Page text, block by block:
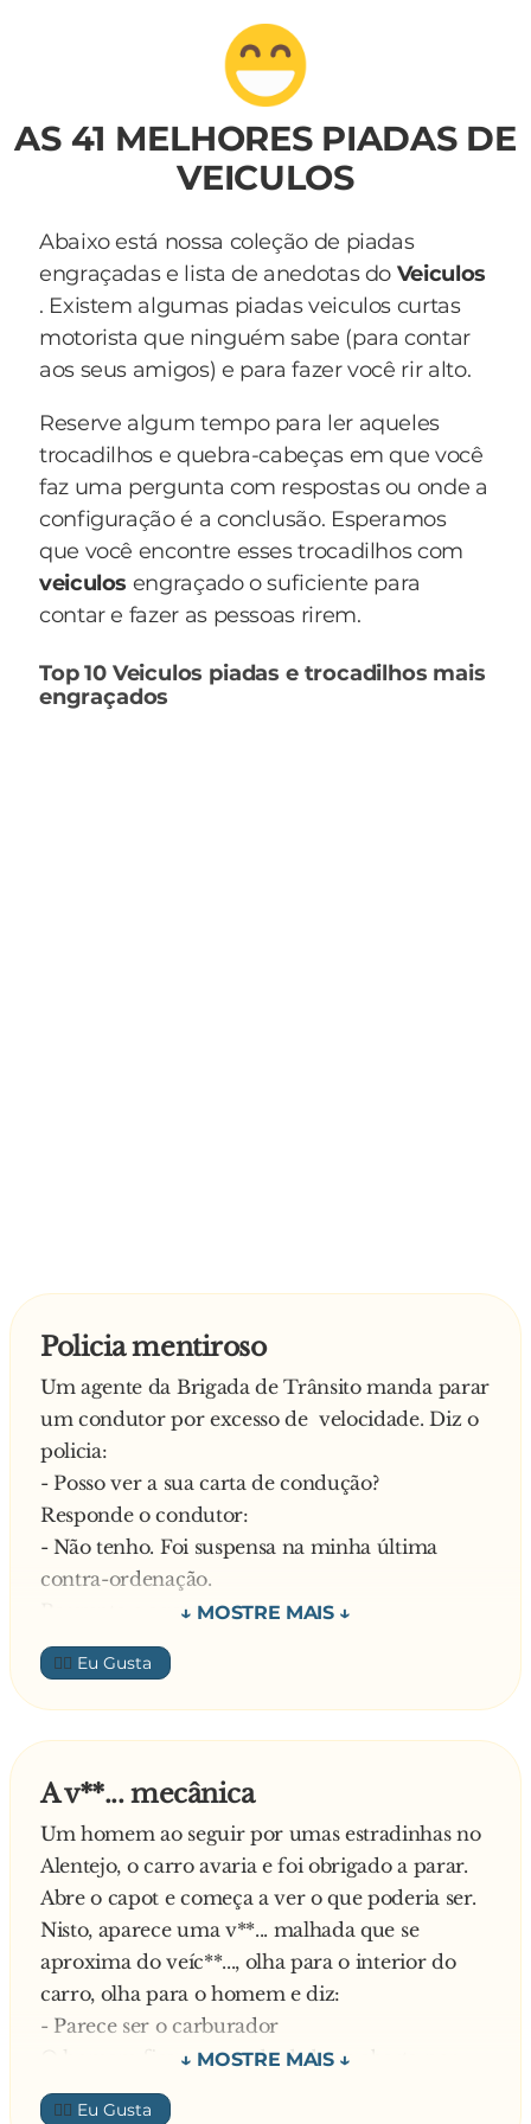
AS 41 MELHORES PIADAS DE
VEICULOS
Abaixo está nossa coleção de piadas
engraçadas e lista de anedotas do Veiculos
. Existem algumas piadas veiculos curtas
motorista que ninguém sabe (para contar
aos seus amigos) e para fazer você rir alto.
Reserve algum tempo para ler aqueles
trocadilhos e quebra-cabeças em que você
faz uma pergunta com respostas ou onde a
configuração é a conclusão. Esperamos
que você encontre esses trocadilhos com
veiculos engraçado o suficiente para
contar e fazer as pessoas rirem.
Top 10 Veiculos piadas e trocadilhos mais
engraçados
Policia mentiroso
Um agente da Brigada de Trânsito manda parar
um condutor por excesso de velocidade. Diz o
policia:
- Posso ver a sua carta de condução?
Responde o condutor:
- Não tenho. Foi suspensa na minha última
contra-ordenação.
Pergunta o agente:
- Posso então ver o registo de propriedade do
veíc**...?
E o homem:
- O carro não é meu. Roubei-o.
agente.
E, acrescenta o homem:
- Sim, é verdade. Mas agora que penso nisso,
acho que vi o registo de Propriedade no porta-
luvas quando lá meti a minha pistola…
- Está uma arma no porta-luvas? – pergunta o
agente incrédulo.
- Sim. Coloquei-a lá depois de matar a dona do
carro e ter metido o corpo dela no porta-
bagagem.
👍🏼
A v**... mecânica
Um homem ao seguir por umas estradinhas no
Alentejo, o carro avaria e foi obrigado a parar.
Abre o capot e começa a ver o que poderia ser.
Nisto, aparece uma v**... malhada que se
aproxima do veíc**..., olha para o interior do
carro, olha para o homem e diz:
- Parece ser o carburador
O homem fica espantado de boca aberta por
ouvir uma v**... a falar… e a v**... lá continuou o
👍🏼